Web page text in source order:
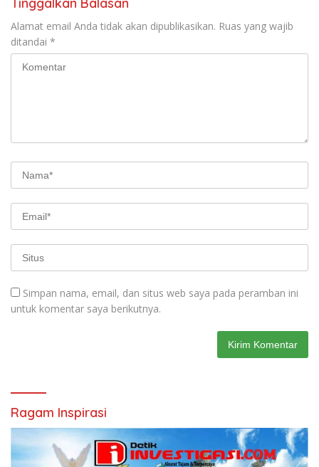
Tinggalkan Balasan
Alamat email Anda tidak akan dipublikasikan. Ruas yang wajib
ditandai *
Simpan nama, email, dan situs web saya pada peramban ini
untuk komentar saya berikutnya.
Ragam Inspirasi